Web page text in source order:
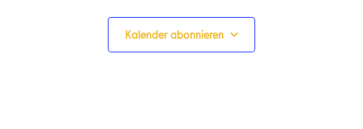
Kalender abonnieren